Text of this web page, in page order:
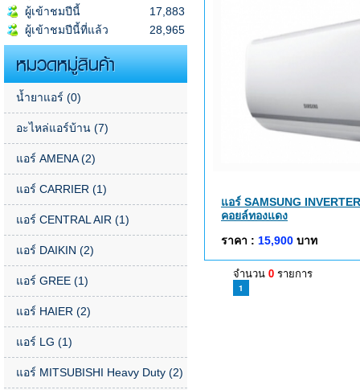
ผู้เข้าชมปีนี้
17,883
ผู้เข้าชมปีนี้ที่แล้ว
28,965
หมวดหมู่สินค้า
น้ำยาแอร์ (0)
อะไหล่แอร์บ้าน (7)
แอร์ AMENA(2)
แอร์ CARRIER (1)
แอร์ CENTRAL AIR (1)
แอร์ DAIKIN (2)
แอร์ GREE (1)
แอร์ HAIER (2)
แอร์ LG (1)
แอร์ MITSUBISHI Heavy Duty (2)
แอร์ SAMSUNG
คอยล์ทองแดง
ราคา : 15,900 บาท
จำนวน 0 รายการ
1